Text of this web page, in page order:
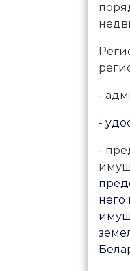
-
-
-
него